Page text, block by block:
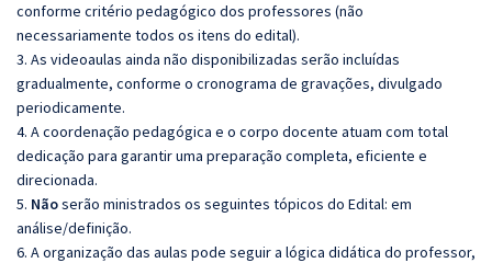
conforme critério pedagógico dos professores (não
necessariamente todos os itens do edital).
3. As videoaulas ainda não disponibilizadas serão incluídas
gradualmente, conforme o cronograma de gravações, divulgado
periodicamente.
4. A coordenação pedagógica e o corpo docente atuam com total
dedicação para garantir uma preparação completa, eficiente e
direcionada.
5. Nãoserão ministrados os seguintes tópicos do Edital: em
análise/definição.
6. A organização das aulas pode seguir a lógica didática do professor,